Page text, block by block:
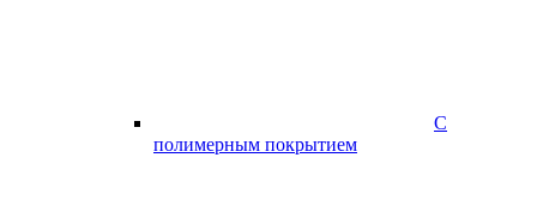
С
полимерным покрытием